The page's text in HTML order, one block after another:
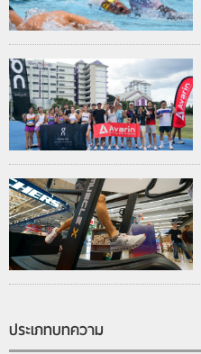
ประเภทบทความ